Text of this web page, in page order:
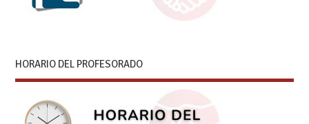
HORARIO DEL PROFESORADO